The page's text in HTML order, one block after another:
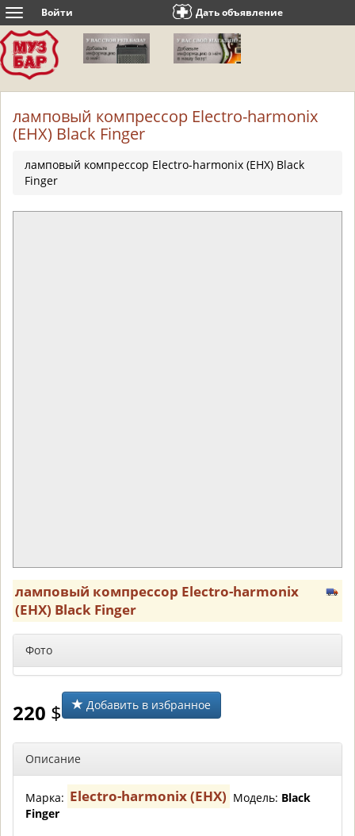
Toggle
navigation
Войти Дать объявление
ламповый компрессор Electro-harmonix
(EHX) Black Finger
ламповый компрессор Electro-harmonix (EHX) Black
Finger
ламповый компрессор Electro-harmonix
(EHX) Black Finger
Фото
220 $ Добавить в избранное
Описание
Марка: Electro-harmonix (EHX) Модель: Black
Finger